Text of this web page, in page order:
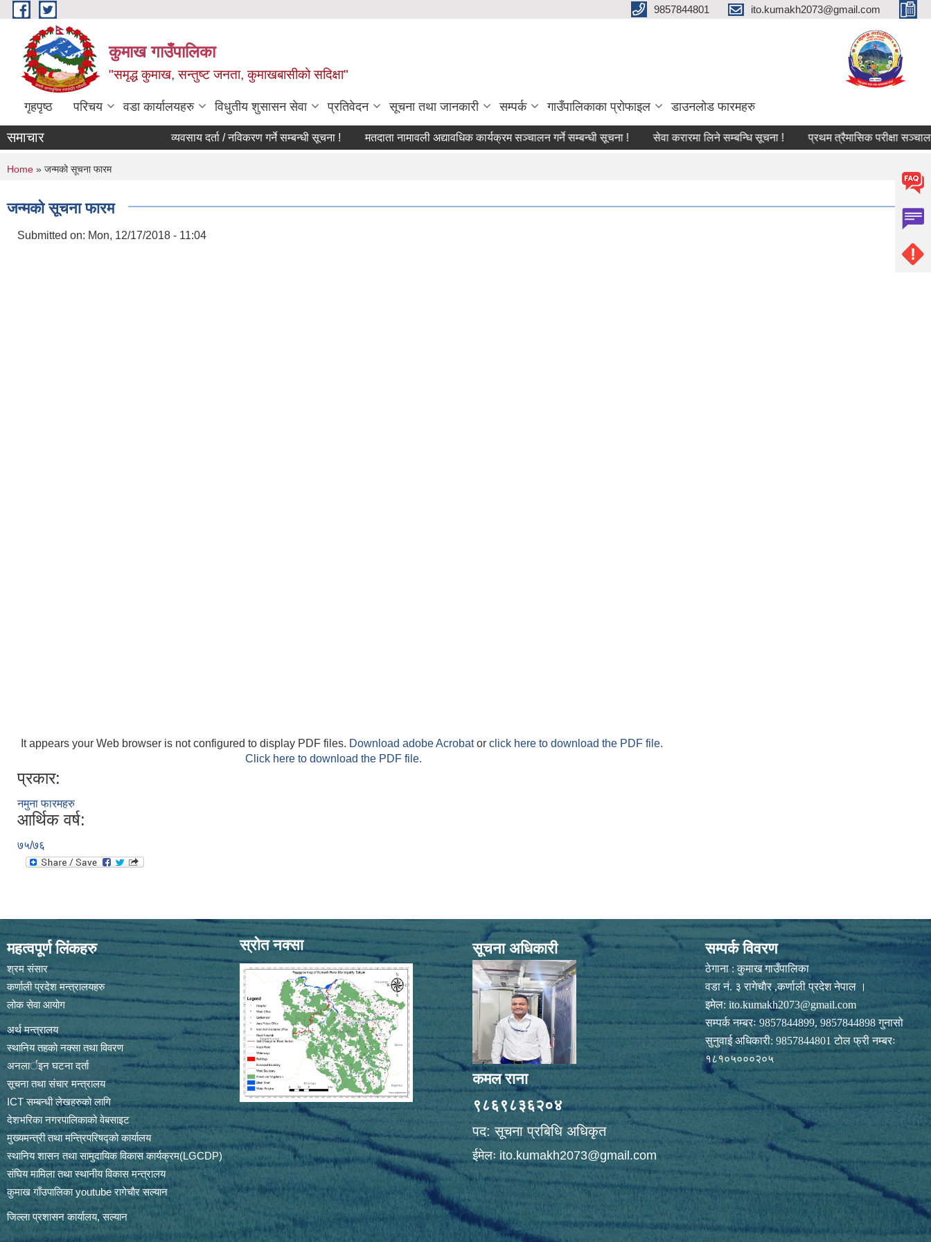
Skip to main content 9857844801 ito.kumakh2073@gmail.com
कुमाख गाउँपालिका
"समृद्ध कुमाख, सन्तुष्ट जनता, कुमाखबासीको सदिक्षा"
गृहपृष्ठ परिचय वडा कार्यालयहरु विधुतीय शुसासन सेवा प्रतिवेदन सूचना तथा जानकारी सम्पर्क गाउँपालिकाका प्रोफाइल डाउनलोड फारमहरु
समाचार व्यवसाय दर्ता / नविकरण गर्ने सम्बन्धी सूचना ! मतदाता नामावली अद्यावधिक कार्यक्रम सञ्चालन गर्ने सम्बन्धी सूचना ! सेवा करारमा लिने सम्बन्धि सूचना ! प्रथम त्रैमासिक परीक्षा सञ्चालन
You are here
Home » जन्मको सूचना फारम
जन्मको सूचना फारम
Submitted on: Mon, 12/17/2018 - 11:04
It appears your Web browser is not configured to display PDF files. Download adobe Acrobator click here to download the PDF file.
Click here to download the PDF file.
प्रकार:
नमुना फारमहरु
आर्थिक वर्ष:
७५/७६
महत्वपूर्ण लिंकहरु
श्रम संसार
कर्णाली प्रदेश मन्त्रालयहरु
लोक सेवा आयोग
अर्थ मन्त्रालय
स्थानिय तहकाे नक्सा तथा विवरण
अनलार्इन घटना दर्ता
सूचना तथा संचार मन्त्रालय
ICT सम्बन्धी लेखहरुको लागि
देशभरिका नगरपालिकाको वेबसाइट
मुख्यमन्त्री तथा मन्त्रिपरिषद्को कार्यालय
स्थानिय शासन तथा सामुदायिक विकास कार्यक्रम(LGCDP)
संघिय मामिला तथा स्थानीय विकास मन्त्रालय
कुमाख गाँउपालिका youtube रागेचाैर सल्यान
जिल्ला प्रशासन कार्यालय, सल्यान
स्रोत नक्सा सूचना अधिकारी
कमल राना
९८६९८३६२०४
पद: सूचना प्रबिधि अधिकृत
ईमेलःito.kumakh2073@gmail.com
सम्पर्क विवरण
ठेगाना : कुमाख गाउँपालिका
वडा नं. ३ रागेचाैर ,कर्णाली प्रदेश नेपाल ।
इमेल:ito.kumakh2073@gmail.com
सम्पर्क नम्बरः 9857844899, 9857844898 गुनासो
सुनुवाई अधिकारी: 9857844801 टोल फ्री नम्बरः
१८१०५०००२०५